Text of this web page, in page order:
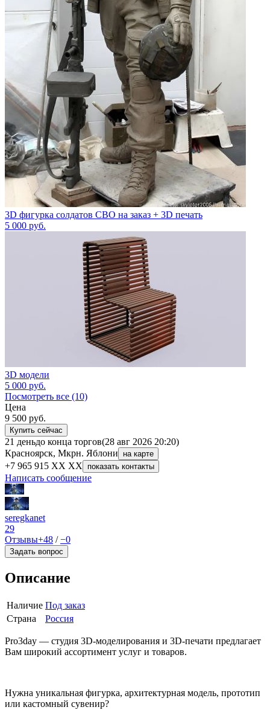
3D фигурка солдатов СВО на заказ + 3D печать
5 000 руб.
3D модели
5 000 руб.
Посмотреть все (10)
Цена
9 500 руб.
Купить сейчас
21 деньдо конца торгов(28 авг 2026 20:20)
Красноярск, Мкрн. Яблони
на карте
+7 965 915 XX XX показать контакты
Написать сообщение
seregkanet
29
Отзывы+48 /−0
Задать вопрос
Описание
Наличие Под заказ
Страна
Россия
Pro3day — студия 3D-моделирования и 3D-печати предлагает
Вам широкий ассортимент услуг и товаров.
Нужна уникальная фигурка, архитектурная модель, прототип
или кастомный сувенир?